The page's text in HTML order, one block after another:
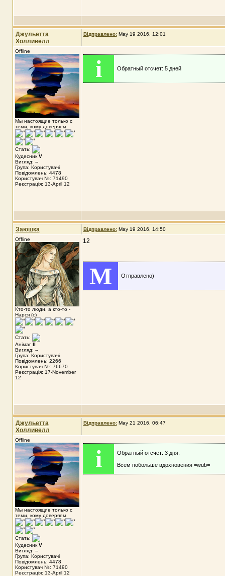
Джульетта
Холливелл
Відправлено: May 19 2016, 12:01
Offline
Мы настоящие только с
теми, кому доверяем.
Стать:
Кудесник V
Вигляд: --
Група: Користувачі
Повідомлень: 4478
Користувач №: 71490
Реєстрація: 13-April 12
i Обратный отсчет: 5 дней
Заюшка Відправлено: May 19 2016, 14:50
Offline
Кто-то люди, а кто-то -
Нарся (с)
Стать:
Анімаг II
Вигляд: --
Група: Користувачі
Повідомлень: 2266
Користувач №: 76670
Реєстрація: 17-November
12
12
M Отправлено)
Джульетта
Холливелл
Відправлено: May 21 2016, 06:47
Offline
Мы настоящие только с
теми, кому доверяем.
Стать:
Кудесник V
Вигляд: --
Група: Користувачі
Повідомлень: 4478
Користувач №: 71490
Реєстрація: 13-April 12
i
Обратный отсчет: 3 дня.
Всем побольше вдохновения =wub=